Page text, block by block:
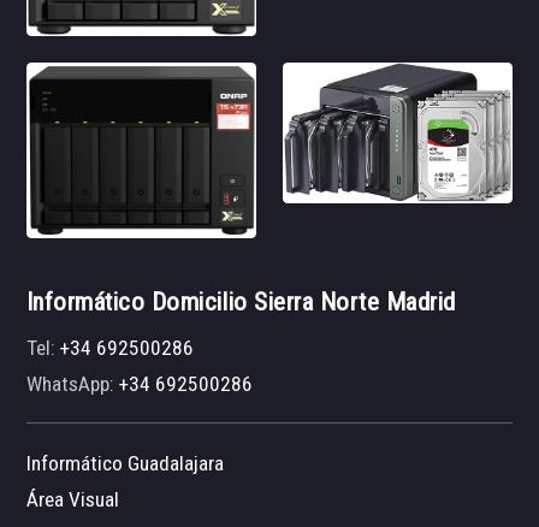
Informático Domicilio Sierra Norte Madrid
Tel:+34 692500286
WhatsApp:+34 692500286
Informático Guadalajara
Área Visual